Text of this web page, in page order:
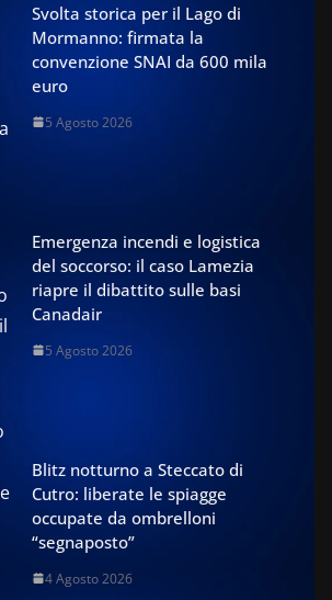
Svolta storica per il Lago di
Mormanno: firmata la
convenzione SNAI da 600 mila
euro
5 Agosto 2026
Emergenza incendi e logistica
del soccorso: il caso Lamezia
riapre il dibattito sulle basi
Canadair
5 Agosto 2026
Blitz notturno a Steccato di
Cutro: liberate le spiagge
occupate da ombrelloni
“segnaposto”
4 Agosto 2026